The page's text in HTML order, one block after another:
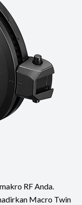
RF Anda.
Macro Twin